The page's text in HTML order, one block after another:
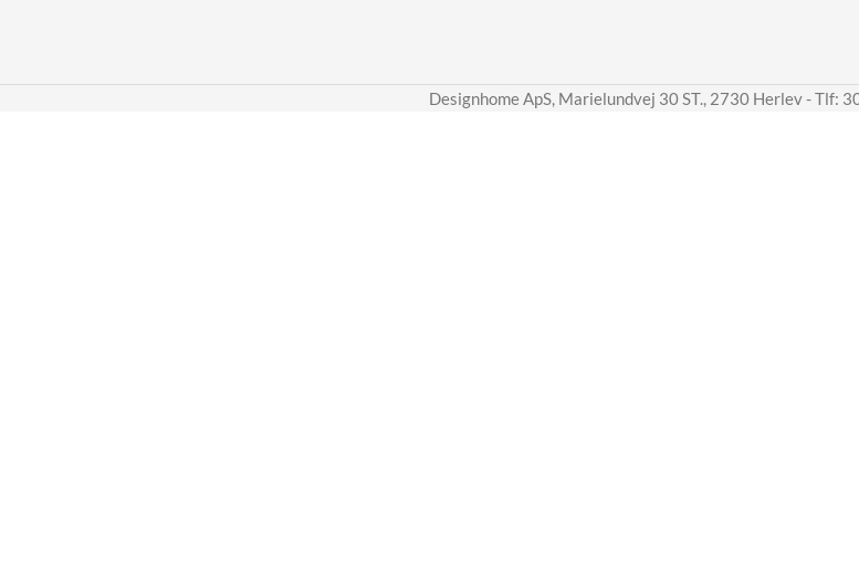
Designhome ApS, Marielundvej 30 ST., 2730 Herlev - Tlf: